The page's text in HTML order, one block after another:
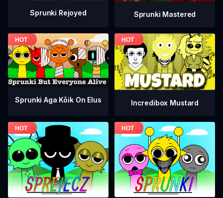
Sprunki Rejoyed Sprunki Mastered
Sprunki Aga Kõik On Elus Incredibox Mustard